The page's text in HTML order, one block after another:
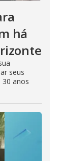
há
seus
anos